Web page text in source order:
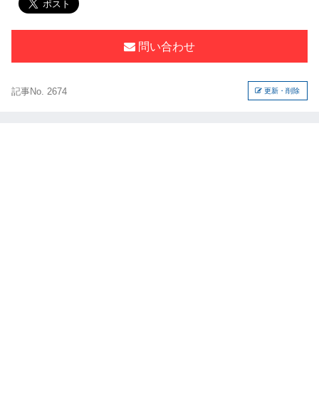
問い合わせ
記事No. 2674 更新・削除